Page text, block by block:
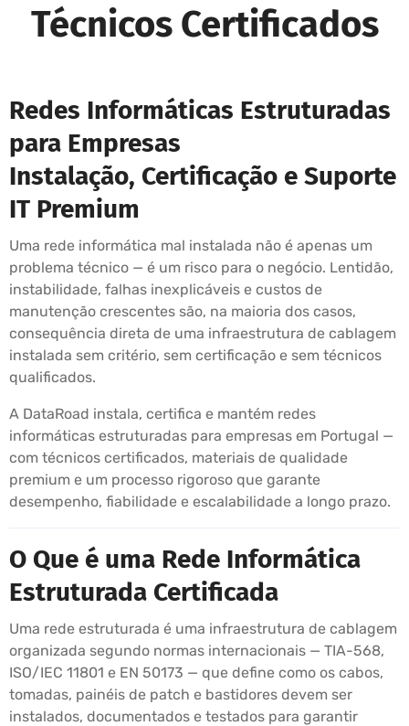
Técnicos Certificados
Redes Informáticas Estruturadas
para Empresas
Instalação, Certificação e Suporte
IT Premium
Uma rede informática mal instalada não é apenas um
problema técnico — é um risco para o negócio. Lentidão,
instabilidade, falhas inexplicáveis e custos de
manutenção crescentes são, na maioria dos casos,
consequência direta de uma infraestrutura de cablagem
instalada sem critério, sem certificação e sem técnicos
qualificados.
A DataRoad instala, certifica e mantém redes
informáticas estruturadas para empresas em Portugal —
com técnicos certificados, materiais de qualidade
premium e um processo rigoroso que garante
desempenho, fiabilidade e escalabilidade a longo prazo.
O Que é uma Rede Informática
Estruturada Certificada
Uma rede estruturada é uma infraestrutura de cablagem
organizada segundo normas internacionais — TIA-568,
ISO/IEC 11801 e EN 50173 — que define como os cabos,
tomadas, painéis de patch e bastidores devem ser
instalados, documentados e testados para garantir